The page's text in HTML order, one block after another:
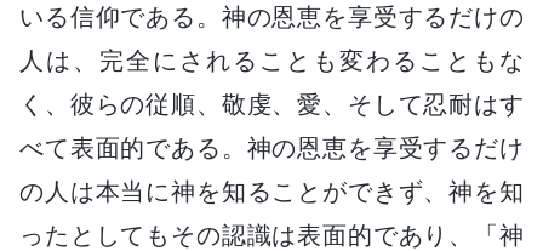
いる信仰である。神の恩恵を享受するだけの
人は、完全にされることも変わることもな
く、彼らの従順、敬虔、愛、そして忍耐はす
べて表面的である。神の恩恵を享受するだけ
の人は本当に神を知ることができず、神を知
ったとしてもその認識は表面的であり、「神